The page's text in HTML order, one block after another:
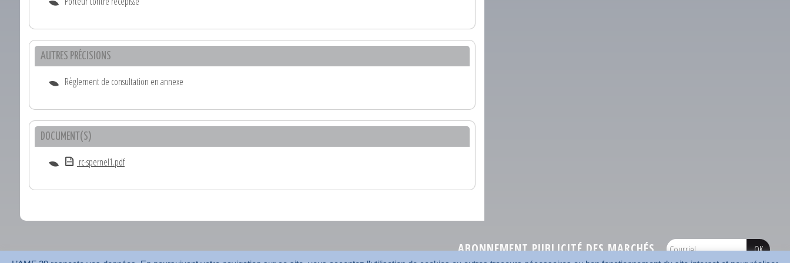
AUTRES PRÉCISIONS
Règlement de consultation en annexe
DOCUMENT(S)
rc-spernel1.pdf
ABONNEMENT PUBLICITÉ DES MARCHÉS